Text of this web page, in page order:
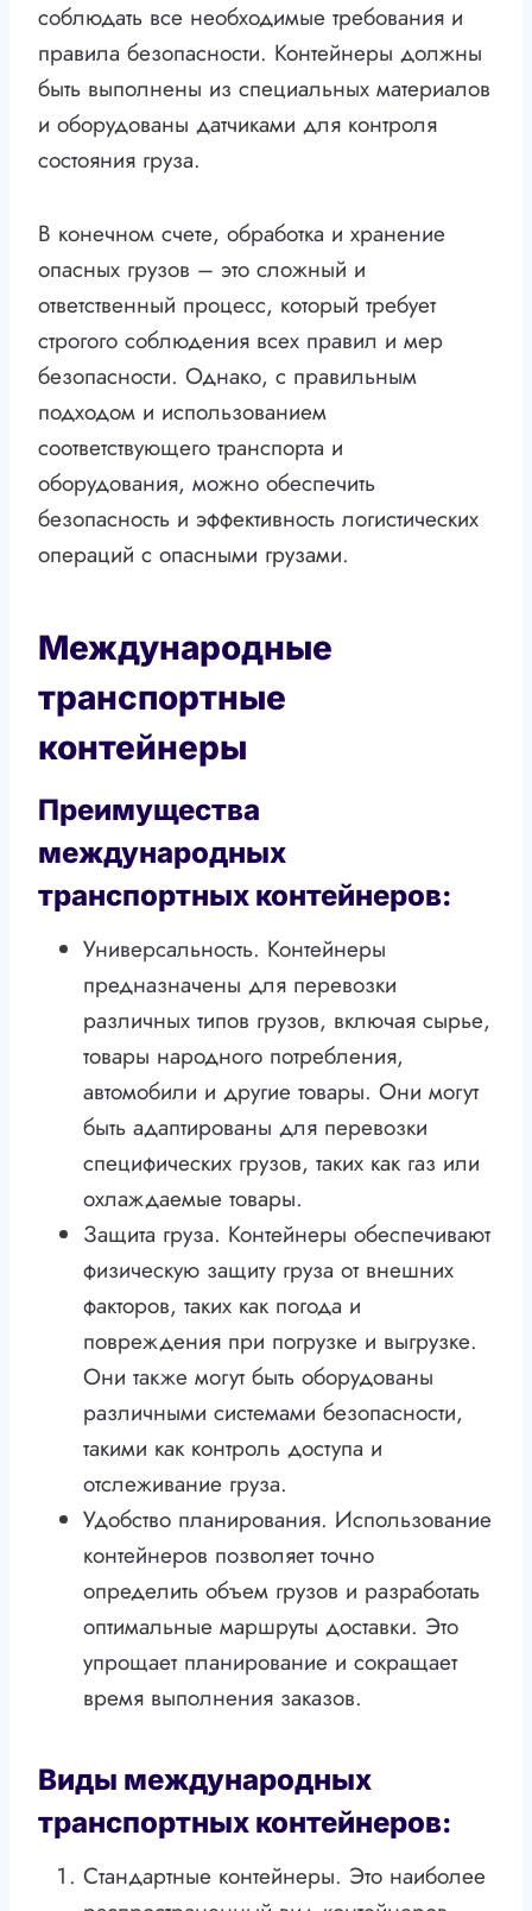
соблюдать все необходимые требования и
правила безопасности. Контейнеры должны
быть выполнены из специальных материалов
и оборудованы датчиками для контроля
состояния груза.
В конечном счете, обработка и хранение
опасных грузов – это сложный и
ответственный процесс, который требует
строгого соблюдения всех правил и мер
безопасности. Однако, с правильным
подходом и использованием
соответствующего транспорта и
оборудования, можно обеспечить
безопасность и эффективность логистических
операций с опасными грузами.
Международные
транспортные
контейнеры
Преимущества
международных
транспортных контейнеров:
Универсальность. Контейнеры
предназначены для перевозки
различных типов грузов, включая сырье,
товары народного потребления,
автомобили и другие товары. Они могут
быть адаптированы для перевозки
специфических грузов, таких как газ или
охлаждаемые товары.
Защита груза. Контейнеры обеспечивают
физическую защиту груза от внешних
факторов, таких как погода и
повреждения при погрузке и выгрузке.
Они также могут быть оборудованы
различными системами безопасности,
такими как контроль доступа и
отслеживание груза.
Удобство планирования. Использование
контейнеров позволяет точно
определить объем грузов и разработать
оптимальные маршруты доставки. Это
упрощает планирование и сокращает
время выполнения заказов.
Виды международных
транспортных контейнеров:
Стандартные контейнеры. Это наиболее